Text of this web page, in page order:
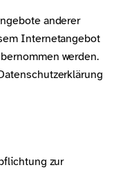
anderer
Internetangebot
werden.
zur